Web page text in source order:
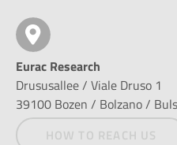
Eurac Research
Drususallee / Viale Druso 1
39100 Bozen / Bolzano /
HOW TO REACH US